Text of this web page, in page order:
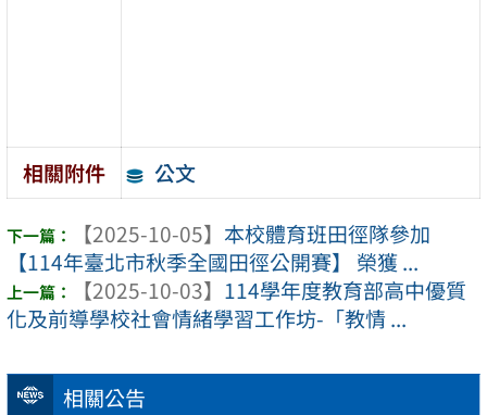
相關公告
相關附件 公文
【2025-10-05】 本校體育班田徑隊參加
【114年臺北市秋季全國田徑公開賽】 榮獲 ...
【2025-10-03】 114學年度教育部高中優質
化及前導學校社會情緒學習工作坊-「教情 ...